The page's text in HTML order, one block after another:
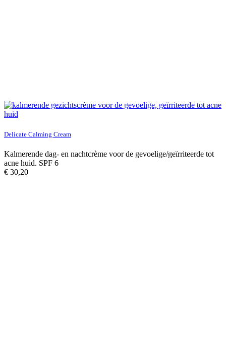
Delicate Calming Cream
Kalmerende dag- en nachtcrème voor de gevoelige/geïrriteerde tot
acne huid. SPF 6
€ 30,20